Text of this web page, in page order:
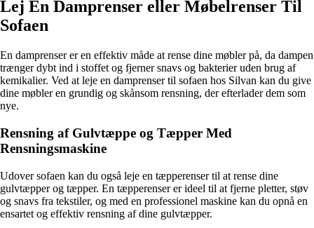
Lej En Damprenser eller Møbelrenser Til
Sofaen
En damprenser er en effektiv måde at rense dine møbler på, da dampen
trænger dybt ind i stoffet og fjerner snavs og bakterier uden brug af
kemikalier. Ved at leje en damprenser til sofaen hos Silvan kan du give
dine møbler en grundig og skånsom rensning, der efterlader dem som
nye.
Rensning af Gulvtæppe og Tæpper Med
Rensningsmaskine
Udover sofaen kan du også leje en tæpperenser til at rense dine
gulvtæpper og tæpper. En tæpperenser er ideel til at fjerne pletter, støv
og snavs fra tekstiler, og med en professionel maskine kan du opnå en
ensartet og effektiv rensning af dine gulvtæpper.